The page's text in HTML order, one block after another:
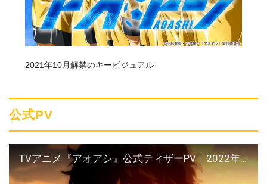
2021年10月解禁のキービジュアル
公式PV
TVアニメ『アオアシ』公式ティザーPV｜2022年4月 NHK Eテレにて放送開始予定！